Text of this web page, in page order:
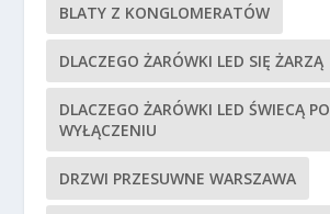
BLATY Z KONGLOMERATÓW
DLACZEGO ŻARÓWKI LED SIĘ ŻARZĄ
DLACZEGO ŻARÓWKI LED ŚWIECĄ PO
WYŁĄCZENIU
DRZWI PRZESUWNE WARSZAWA